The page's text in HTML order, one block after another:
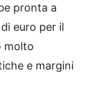
pronta a
euro per il
molto
e margini